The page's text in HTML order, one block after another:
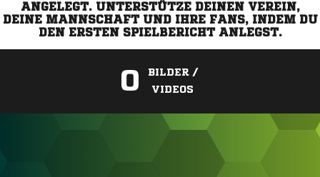
ANGELEGT. UNTERSTÜTZE DEINEN VEREIN,
DEINE MANNSCHAFT UND IHRE FANS, INDEM DU
DEN ERSTEN SPIELBERICHT ANLEGST.
0
BILDER /
VIDEOS